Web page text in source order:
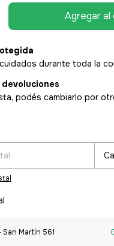
durante toda la
devoluciones
podés cambiarlo por
Martín 561